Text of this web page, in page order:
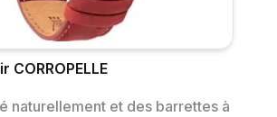
CORROPELLE
naturellement et des barrettes à